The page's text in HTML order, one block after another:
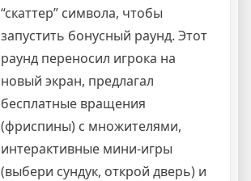
“скаттер” символа, чтобы
запустить бонусный раунд. Этот
раунд переносил игрока на
новый экран, предлагал
бесплатные вращения
(фриспины) с множителями,
интерактивные мини-игры
(выбери сундук, открой дверь) и